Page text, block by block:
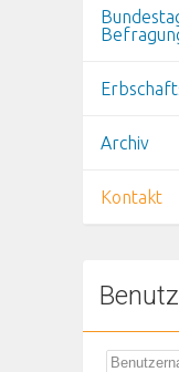
Archiv
Kontakt